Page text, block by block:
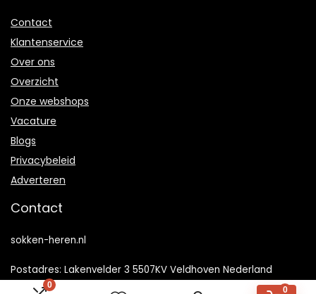
0
0
Contact
Klantenservice
Over ons
Overzicht
Onze webshops
Vacature
Blogs
Privacybeleid
Adverteren
Contact
sokken-heren.nl
Postadres: Lakenvelder 3 5507KV Veldhoven Nederland